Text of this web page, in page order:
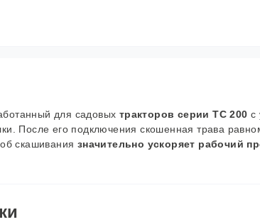
для садовых тракторов серии TC 200 с
После его подключения скошенная трава
скашивания значительно ускоряет рабочий